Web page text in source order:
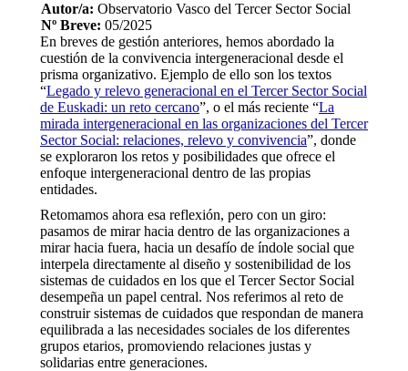
Autor/a: Observatorio Vasco del Tercer Sector Social
Nº Breve: 05/2025
En breves de gestión anteriores, hemos abordado la
cuestión de la convivencia intergeneracional desde el
prisma organizativo. Ejemplo de ello son los textos
“Legado y relevo generacional en el Tercer Sector Social
de Euskadi: un reto cercano”, o el más reciente “La
mirada intergeneracional en las organizaciones del Tercer
Sector Social: relaciones, relevo y convivencia”, donde
se exploraron los retos y posibilidades que ofrece el
enfoque intergeneracional dentro de las propias
entidades.
Retomamos ahora esa reflexión, pero con un giro:
pasamos de mirar hacia dentro de las organizaciones a
mirar hacia fuera, hacia un desafío de índole social que
interpela directamente al diseño y sostenibilidad de los
sistemas de cuidados en los que el Tercer Sector Social
desempeña un papel central. Nos referimos al reto de
construir sistemas de cuidados que respondan de manera
equilibrada a las necesidades sociales de los diferentes
grupos etarios, promoviendo relaciones justas y
solidarias entre generaciones.